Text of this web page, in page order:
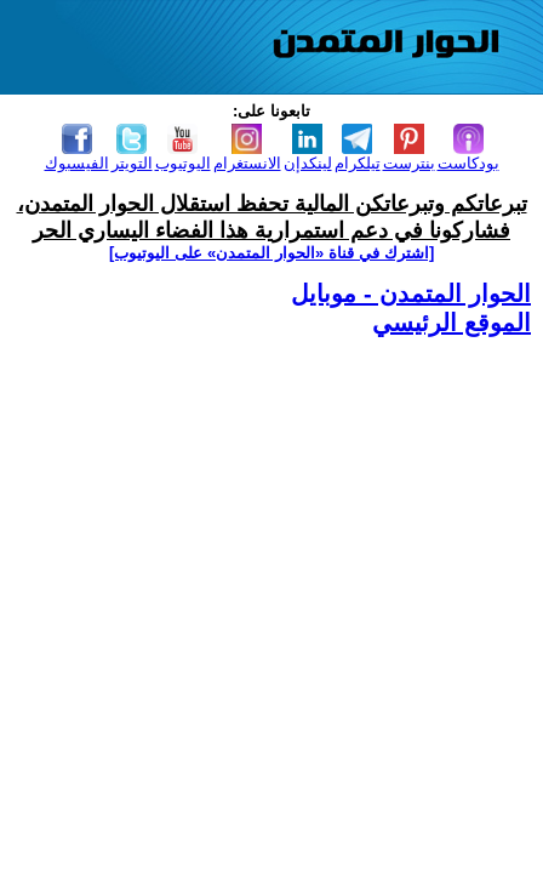
تابعونا على:
الفيسبوك التويتر اليوتيوب الانستغرام لينكدإن تيلكرامبنترست بودكاست
تبرعاتكم وتبرعاتكن المالية تحفظ استقلال الحوار المتمدن،
فشاركونا في دعم استمرارية هذا الفضاء اليساري الحر
[اشترك في قناة ‫«الحوار المتمدن» على اليوتيوب]
الحوار المتمدن - موبايل
الموقع الرئيسي